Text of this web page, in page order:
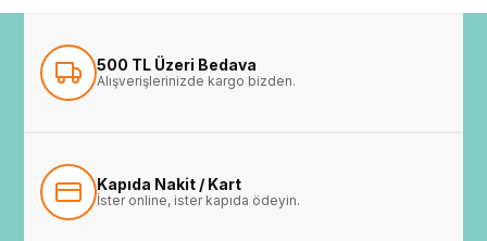
500 TL Üzeri Bedava
Alışverişlerinizde kargo bizden.
Kapıda Nakit / Kart
İster online, ister kapıda ödeyin.